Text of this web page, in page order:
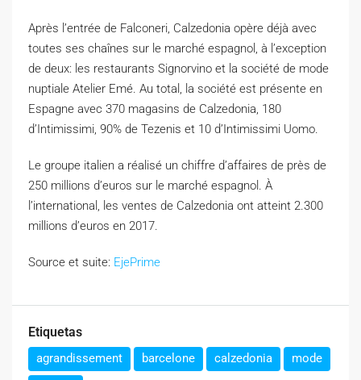
Après l’entrée de Falconeri, Calzedonia opère déjà avec
toutes ses chaînes sur le marché espagnol, à l’exception
de deux: les restaurants Signorvino et la société de mode
nuptiale Atelier Emé. Au total, la société est présente en
Espagne avec 370 magasins de Calzedonia, 180
d’Intimissimi, 90% de Tezenis et 10 d’Intimissimi Uomo.
Le groupe italien a réalisé un chiffre d’affaires de près de
250 millions d’euros sur le marché espagnol. À
l’international, les ventes de Calzedonia ont atteint 2.300
millions d’euros en 2017.
Source et suite: EjePrime
Etiquetas
agrandissement barcelone calzedonia
mode